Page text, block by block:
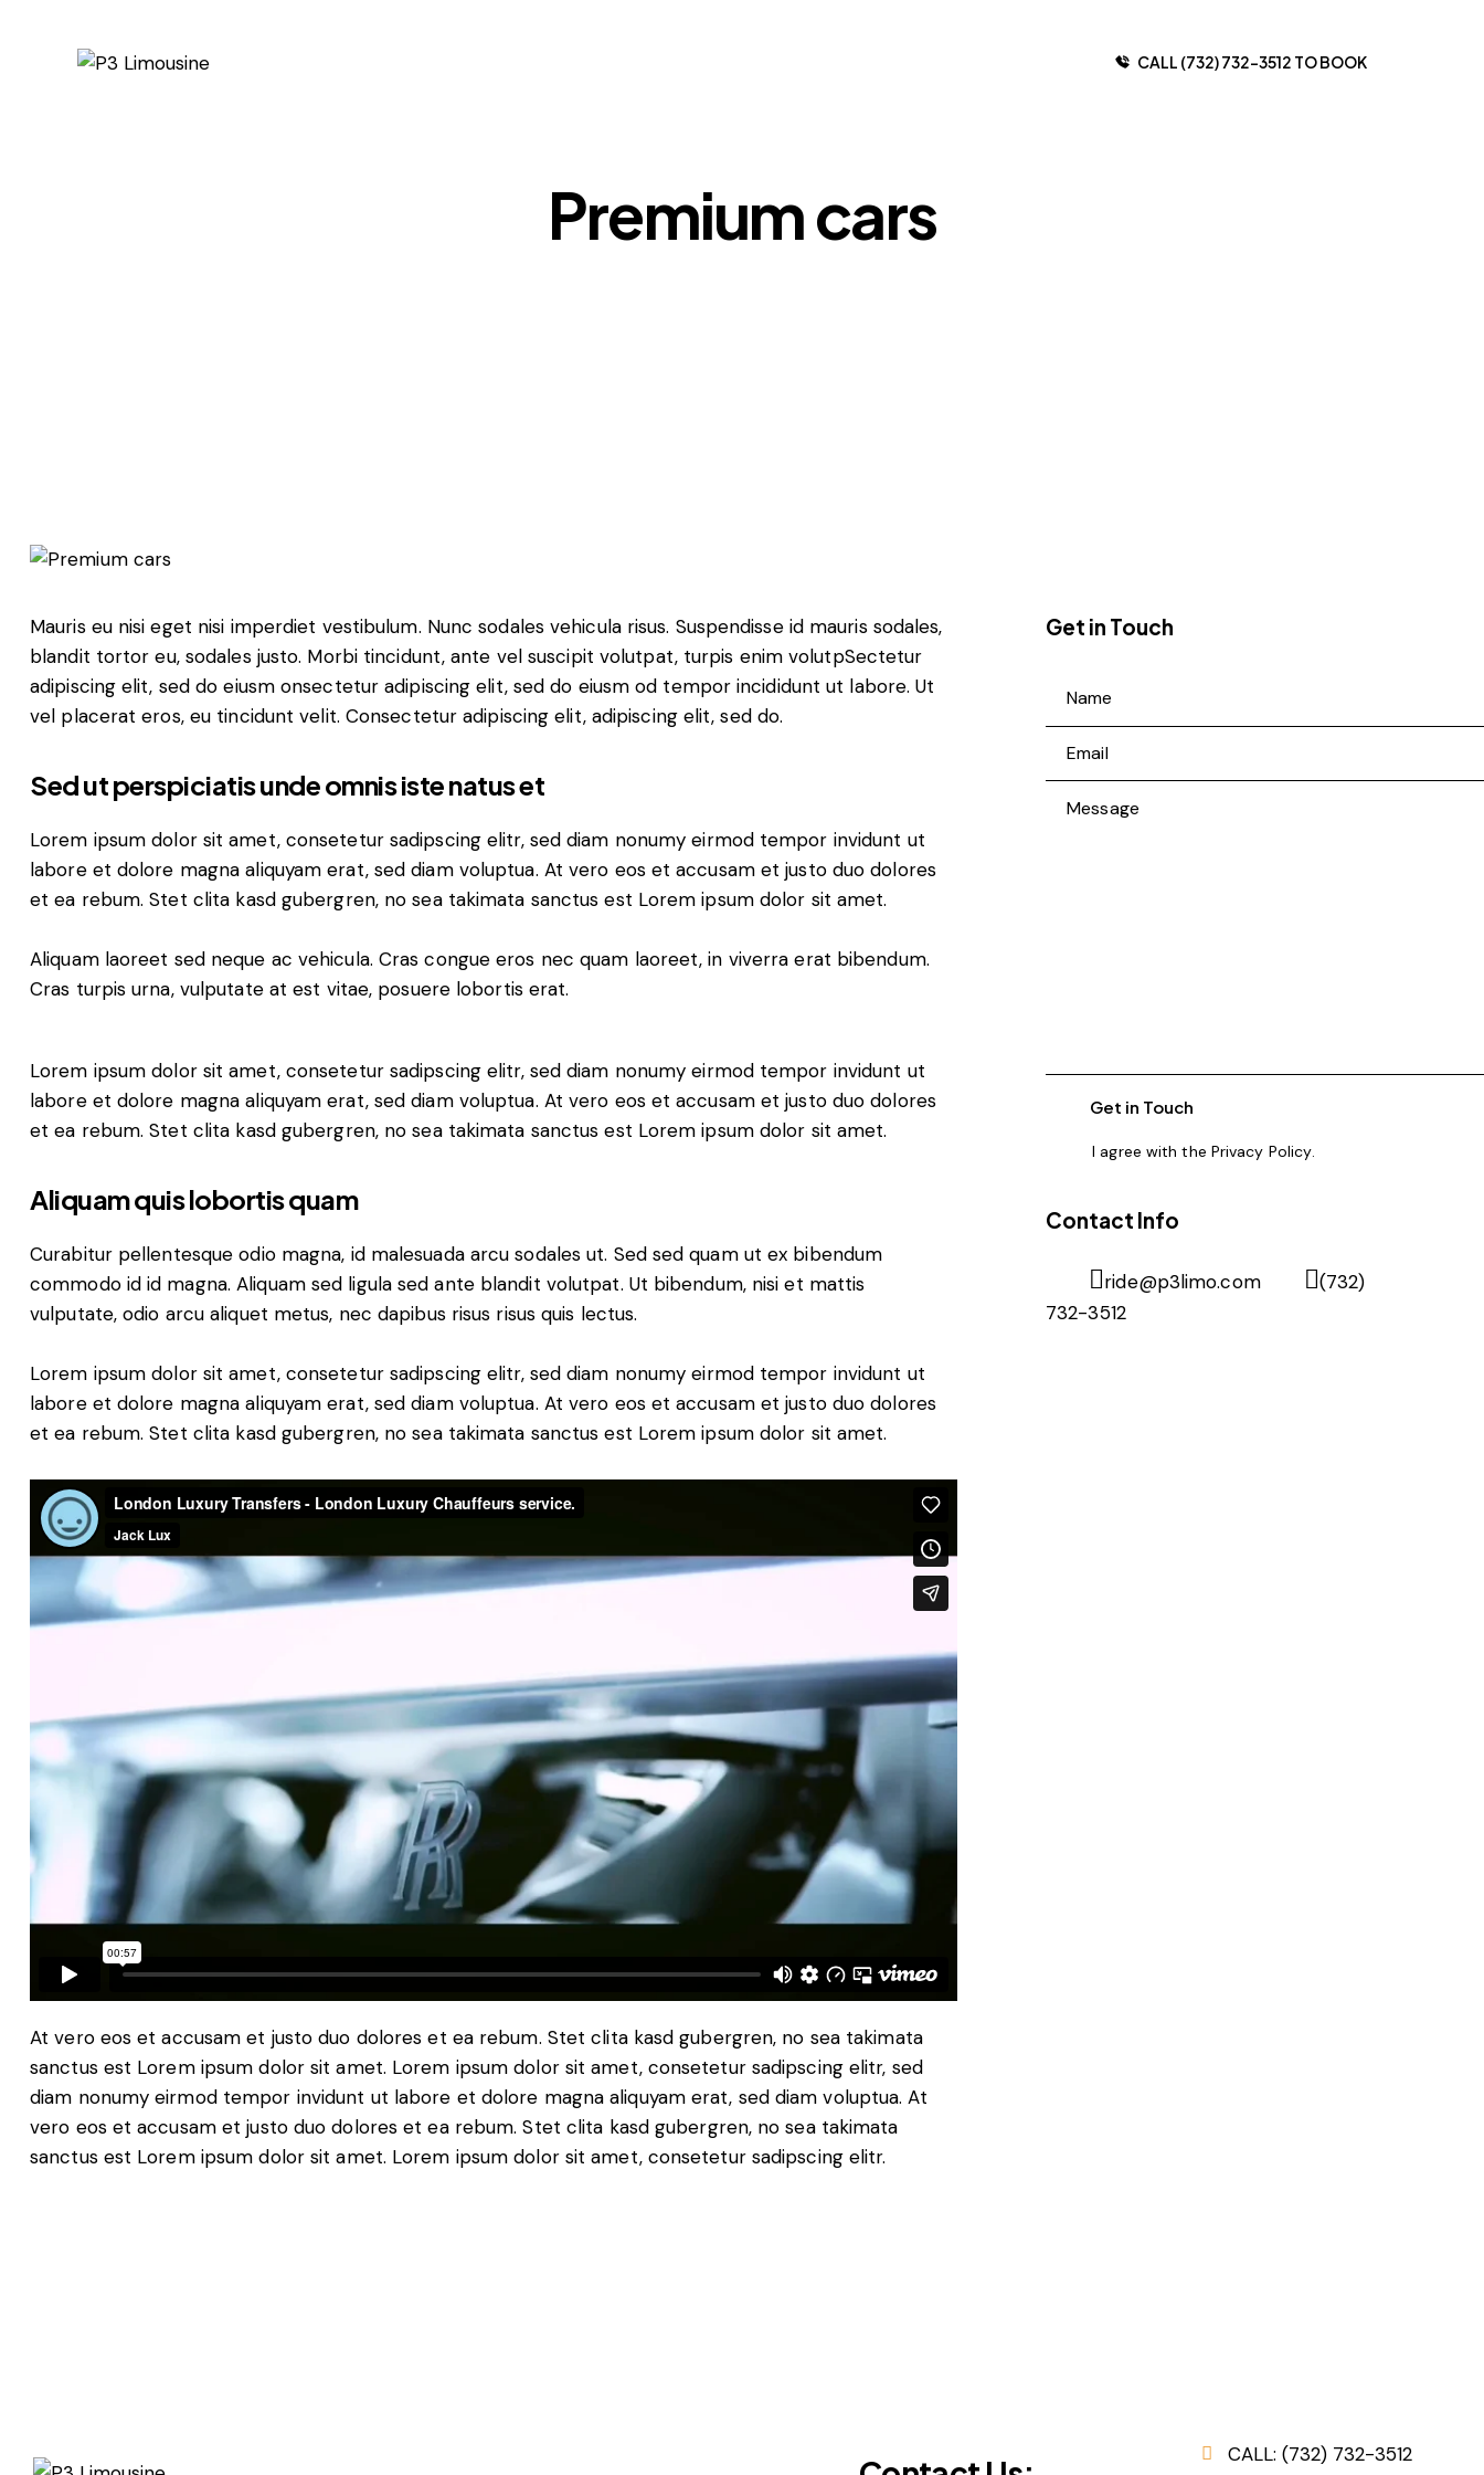
CALL (732) 732-3512 TO BOOK
Premium cars
Mauris eu nisi eget nisi imperdiet vestibulum. Nunc sodales vehicula risus. Suspendisse id mauris sodales,
blandit tortor eu, sodales justo. Morbi tincidunt, ante vel suscipit volutpat, turpis enim volutpSectetur
adipiscing elit, sed do eiusm onsectetur adipiscing elit, sed do eiusm od tempor incididunt ut labore. Ut
vel placerat eros, eu tincidunt velit. Consectetur adipiscing elit, adipiscing elit, sed do.
Sed ut perspiciatis unde omnis iste natus et
Lorem ipsum dolor sit amet, consetetur sadipscing elitr, sed diam nonumy eirmod tempor invidunt ut
labore et dolore magna aliquyam erat, sed diam voluptua. At vero eos et accusam et justo duo dolores
et ea rebum. Stet clita kasd gubergren, no sea takimata sanctus est Lorem ipsum dolor sit amet.
Aliquam laoreet sed neque ac vehicula. Cras congue eros nec quam laoreet, in viverra erat bibendum.
Cras turpis urna, vulputate at est vitae, posuere lobortis erat.
Lorem ipsum dolor sit amet, consetetur sadipscing elitr, sed diam nonumy eirmod tempor invidunt ut
labore et dolore magna aliquyam erat, sed diam voluptua. At vero eos et accusam et justo duo dolores
et ea rebum. Stet clita kasd gubergren, no sea takimata sanctus est Lorem ipsum dolor sit amet.
Aliquam quis lobortis quam
Curabitur pellentesque odio magna, id malesuada arcu sodales ut. Sed sed quam ut ex bibendum
commodo id id magna. Aliquam sed ligula sed ante blandit volutpat. Ut bibendum, nisi et mattis
vulputate, odio arcu aliquet metus, nec dapibus risus risus quis lectus.
Lorem ipsum dolor sit amet, consetetur sadipscing elitr, sed diam nonumy eirmod tempor invidunt ut
labore et dolore magna aliquyam erat, sed diam voluptua. At vero eos et accusam et justo duo dolores
et ea rebum. Stet clita kasd gubergren, no sea takimata sanctus est Lorem ipsum dolor sit amet.
At vero eos et accusam et justo duo dolores et ea rebum. Stet clita kasd gubergren, no sea takimata
sanctus est Lorem ipsum dolor sit amet. Lorem ipsum dolor sit amet, consetetur sadipscing elitr, sed
diam nonumy eirmod tempor invidunt ut labore et dolore magna aliquyam erat, sed diam voluptua. At
vero eos et accusam et justo duo dolores et ea rebum. Stet clita kasd gubergren, no sea takimata
sanctus est Lorem ipsum dolor sit amet. Lorem ipsum dolor sit amet, consetetur sadipscing elitr.
Get in Touch
I agree with the Privacy Policy.
Contact Info
ride@p3limo.com
(732)
732-3512
CALL: (732) 732-3512